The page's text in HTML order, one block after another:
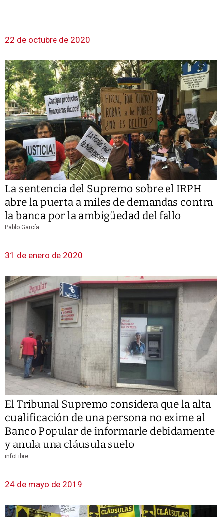
22 de octubre de 2020
La sentencia del Supremo sobre el IRPH
abre la puerta a miles de demandas contra
la banca por la ambigüedad del fallo
Pablo García
31 de enero de 2020
El Tribunal Supremo considera que la alta
cualificación de una persona no exime al
Banco Popular de informarle debidamente
y anula una cláusula suelo
infoLibre
24 de mayo de 2019